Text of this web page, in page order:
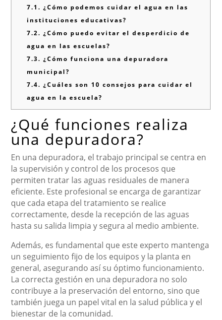
7.1. ¿Cómo podemos cuidar el agua en las
instituciones educativas?
7.2. ¿Cómo puedo evitar el desperdicio de
agua en las escuelas?
7.3. ¿Cómo funciona una depuradora
municipal?
7.4. ¿Cuáles son 10 consejos para cuidar el
agua en la escuela?
¿Qué funciones realiza
una depuradora?
En una depuradora, el trabajo principal se centra en
la supervisión y control de los procesos que
permiten tratar las aguas residuales de manera
eficiente. Este profesional se encarga de garantizar
que cada etapa del tratamiento se realice
correctamente, desde la recepción de las aguas
hasta su salida limpia y segura al medio ambiente.
Además, es fundamental que este experto mantenga
un seguimiento fijo de los equipos y la planta en
general, asegurando así su óptimo funcionamiento.
La correcta gestión en una depuradora no solo
contribuye a la preservación del entorno, sino que
también juega un papel vital en la salud pública y el
bienestar de la comunidad.